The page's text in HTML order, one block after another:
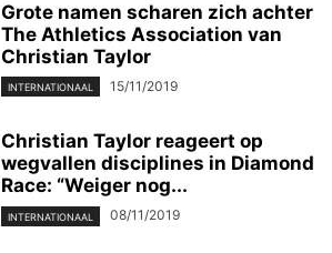
Grote namen scharen zich achter
The Athletics Association van
Christian Taylor
INTERNATIONAAL 15/11/2019
Christian Taylor reageert op
wegvallen disciplines in Diamond
Race: “Weiger nog...
INTERNATIONAAL 08/11/2019